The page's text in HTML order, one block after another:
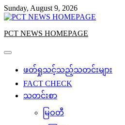
Skip
to
Sunday, August 9, 2026
PCT NEWS HOMEPAGE
ဖတ်ရှုသင့်သည့်သတင်းများ
FACT CHECK
သတင်းစာ
မြဝတီ